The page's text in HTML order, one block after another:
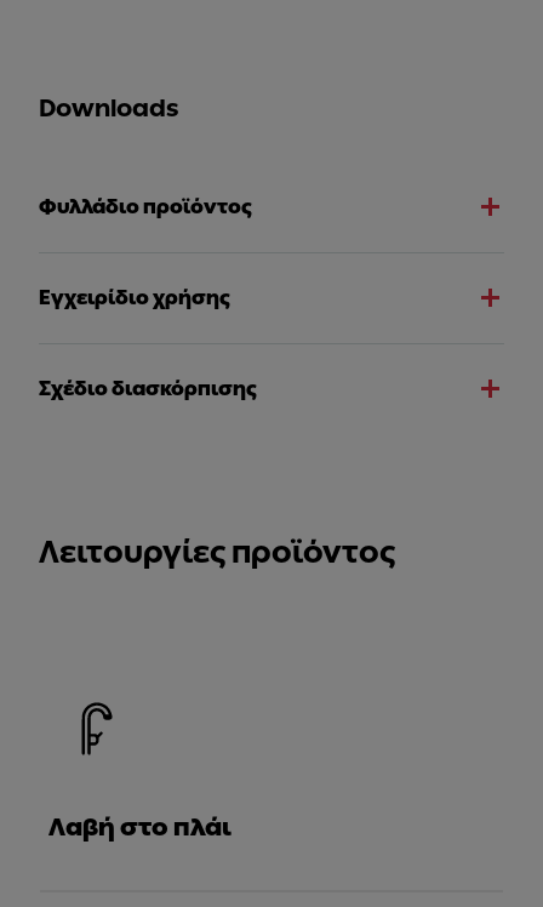
Downloads
Φυλλάδιο προϊόντος
Εγχειρίδιο χρήσης
Σχέδιο διασκόρπισης
Λειτουργίες προϊόντος
Λαβή στο πλάι